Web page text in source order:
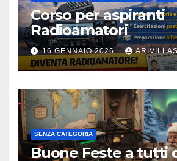
Corso per aspiranti
Radioamatori
16 GENNAIO 2026
SENZA CATEGORIA
Buone Feste a tutti